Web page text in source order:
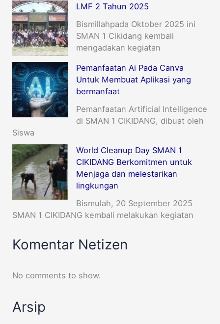
LMF 2 Tahun 2025
Bismillahpada Oktober 2025 ini
SMAN 1 Cikidang kembali
mengadakan kegiatan
Pemanfaatan Ai Pada Canva
Untuk Membuat Aplikasi yang
bermanfaat
Pemanfaatan Artificial Intelligence
di SMAN 1 CIKIDANG, dibuat oleh
Siswa
World Cleanup Day SMAN 1
CIKIDANG Berkomitmen untuk
Menjaga dan melestarikan
lingkungan
Bismulah, 20 September 2025
SMAN 1 CIKIDANG kembali melakukan kegiatan
Komentar Netizen
No comments to show.
Arsip